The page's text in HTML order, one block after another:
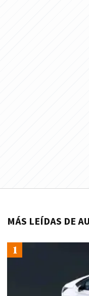
MÁS LEÍDAS DE